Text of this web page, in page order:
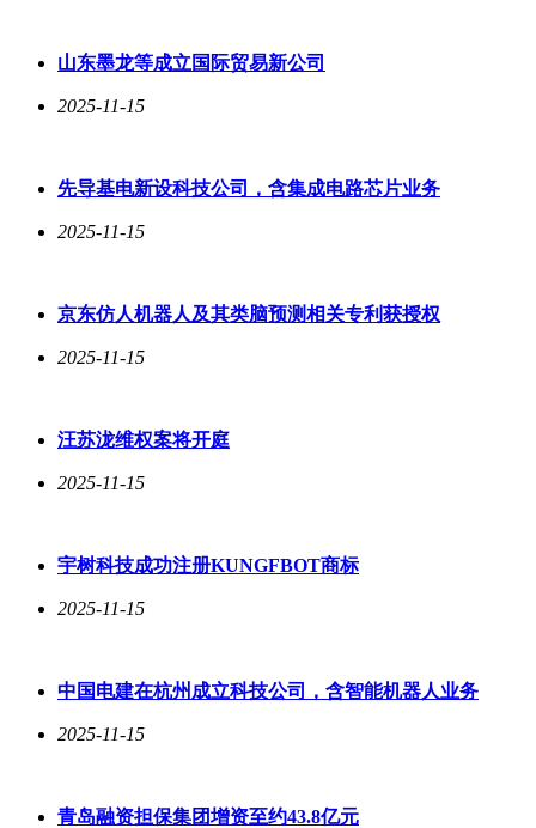
山东墨龙等成立国际贸易新公司
2025-11-15
先导基电新设科技公司，含集成电路芯片业务
2025-11-15
京东仿人机器人及其类脑预测相关专利获授权
2025-11-15
汪苏泷维权案将开庭
2025-11-15
宇树科技成功注册KUNGFBOT商标
2025-11-15
中国电建在杭州成立科技公司，含智能机器人业务
2025-11-15
青岛融资担保集团增资至约43.8亿元